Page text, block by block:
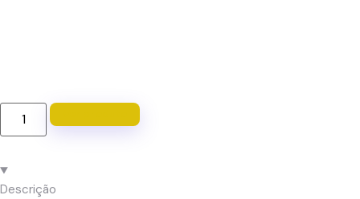
Descrição